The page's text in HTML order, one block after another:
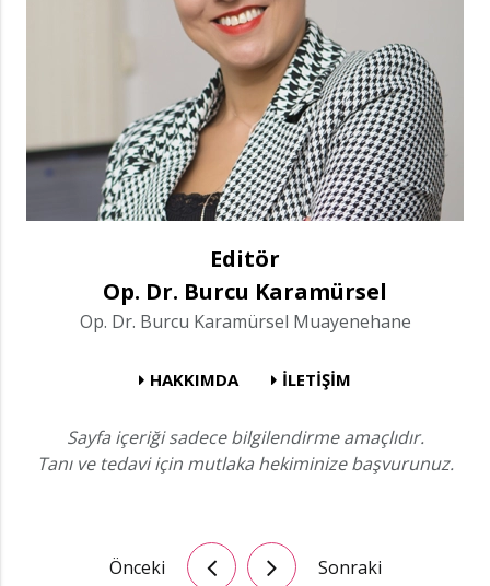
Editör
Op. Dr. Burcu Karamürsel
Op. Dr. Burcu Karamürsel Muayenehane
HAKKIMDA İLETİŞİM
Sayfa içeriği sadece bilgilendirme amaçlıdır.
Tanı ve tedavi için mutlaka hekiminize başvurunuz.
Önceki Sonraki